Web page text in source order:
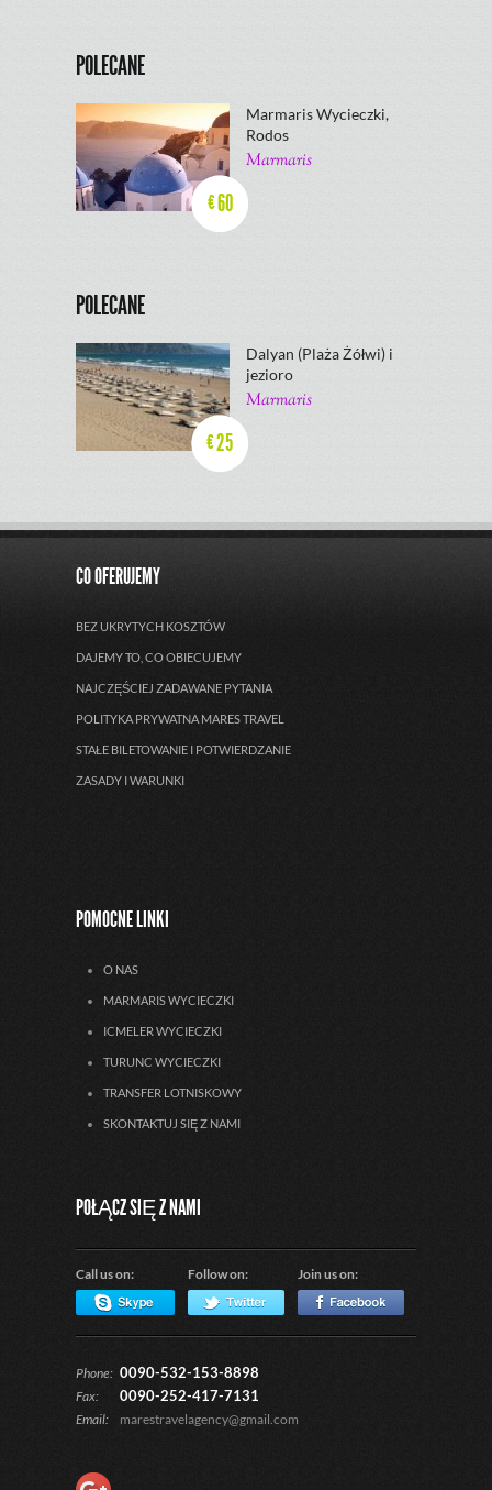
POLECANE
€60
Marmaris Wycieczki,
Rodos
Marmaris
POLECANE
€25
Dalyan (Plaża Żółwi) i
jezioro
Marmaris
CO OFERUJEMY
BEZ UKRYTYCH KOSZTÓW
DAJEMY TO, CO OBIECUJEMY
NAJCZĘŚCIEJ ZADAWANE PYTANIA
POLITYKA PRYWATNA MARES TRAVEL
STAŁE BILETOWANIE I POTWIERDZANIE
ZASADY I WARUNKI
POMOCNE LINKI
O NAS
MARMARIS WYCIECZKI
ICMELER WYCIECZKI
TURUNC WYCIECZKI
TRANSFER LOTNISKOWY
SKONTAKTUJ SIĘ Z NAMI
POŁĄCZ SIĘ Z NAMI
Call us on: Follow on: Join us on:
Phone: 0090-532-153-8898
Fax: 0090-252-417-7131
Email: marestravelagency@gmail.com